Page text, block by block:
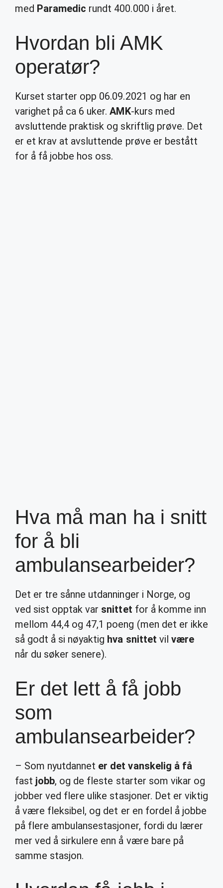
med Paramedic rundt 400.000 i året.
Hvordan bli AMK
operatør?
Kurset starter opp 06.09.2021 og har en
varighet på ca 6 uker.AMK-kurs med
avsluttende praktisk og skriftlig prøve. Det
er et krav at avsluttende prøve er bestått
for å få jobbe hos oss.
Hva må man ha i snitt
for å bli
ambulansearbeider?
Det er tre sånne utdanninger i Norge, og
ved sist opptak var snittet for å komme inn
mellom 44,4 og 47,1 poeng (men det er ikke
så godt å si nøyaktig hva snittet vil være
når du søker senere).
Er det lett å få jobb
som
ambulansearbeider?
– Som nyutdannet er det vanskelig å få
fast jobb, og de fleste starter som vikar og
jobber ved flere ulike stasjoner. Det er viktig
å være fleksibel, og det er en fordel å jobbe
på flere ambulansestasjoner, fordi du lærer
mer ved å sirkulere enn å være bare på
samme stasjon.